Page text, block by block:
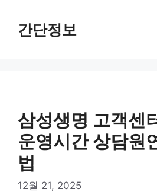
간단정보
삼성생명 고객센
운영시간 상담원
법
12월 21, 2025